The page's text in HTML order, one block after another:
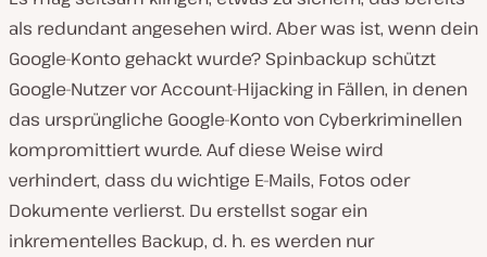
als redundant angesehen wird. Aber was ist, wenn dein
Google-Konto gehackt wurde? Spinbackup schützt
Google-Nutzer vor Account-Hijacking in Fällen, in denen
das ursprüngliche Google-Konto von Cyberkriminellen
kompromittiert wurde. Auf diese Weise wird
verhindert, dass du wichtige E-Mails, Fotos oder
Dokumente verlierst. Du erstellst sogar ein
inkrementelles Backup, d. h. es werden nur